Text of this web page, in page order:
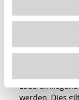
Ob nun
benötigen im
während sich
Winterruhe
Laub
werden. Dies